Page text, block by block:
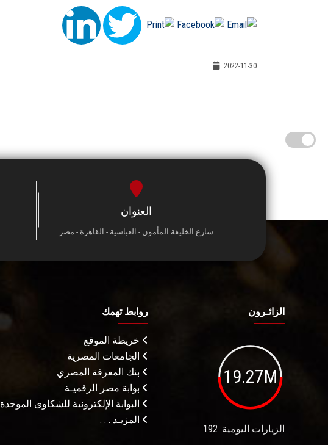
2022-11-30
العنوان
شارع الخليفة المأمون - العباسية - القاهرة - مصر
الزائـرون
19.27M
الزيارات اليومية: 192
روابط تهمك
خريطة الموقع
الجامعات المصرية
بنك المعرفة المصري
بوابة مصر الرقميـة
البوابة الإلكترونية للشكاوى الموحدة
المزيـد . . .